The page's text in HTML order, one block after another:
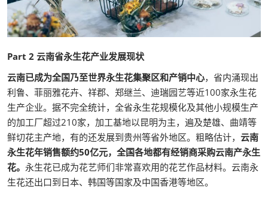
Part 2 云南省永生花产业发展现状
云南已成为全国乃至世界永生花集聚区和产销中心，省内涌现出
利鲁、菲丽雅花卉、祥郡、郑继兰、迪瑞园艺等近100家永生花
生产企业。据不完全统计，全省永生花规模化及其他小规模生产
的加工厂超过210家，加工基地以昆明为主，遍及楚雄、曲靖等
鲜切花主产地，有的还发展到贵州等省外地区。粗略估计， 云南
永生花年销售额约50亿元，全国各地都有经销商采购云南产永生
花。 永生花已成为花艺师们非常喜欢用的花艺作品材料。云南永
生花还出口到日本、韩国等国家及中国香港等地区。